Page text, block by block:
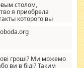
и что главное -
удорожающих
столом,
я приобрела
которого вы
гроші? Ми можемо
ви в біді? Таким